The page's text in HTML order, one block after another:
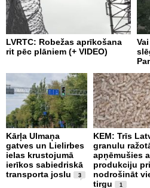
LVRTC: Robežas aprīkošana
rit pēc plāniem (+ VIDEO)
Kārļa Ulmaņa
gatves un Lielirbes
ielas krustojumā
ierīkos sabiedriskā
transporta joslu
3
KEM: Trīs
granulu
apņēmušies
produkciju
nodrošināt
tirgu
1